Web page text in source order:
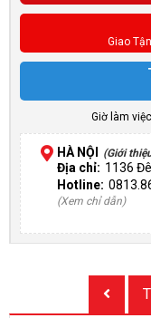
Giao
Giờ làm
HÀ NỘI (Giới
Địa chỉ: 1136
Hotline:
(Xem chỉ dẫn)